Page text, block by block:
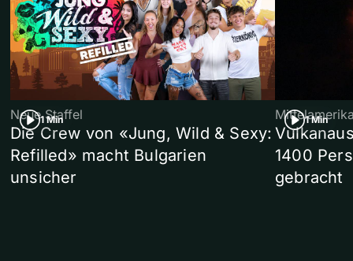
1 Min
Neue Staffel
Die Crew von «Jung, Wild & Sexy:
Refilled» macht Bulgarien
unsicher
1 Min
1400
gebracht